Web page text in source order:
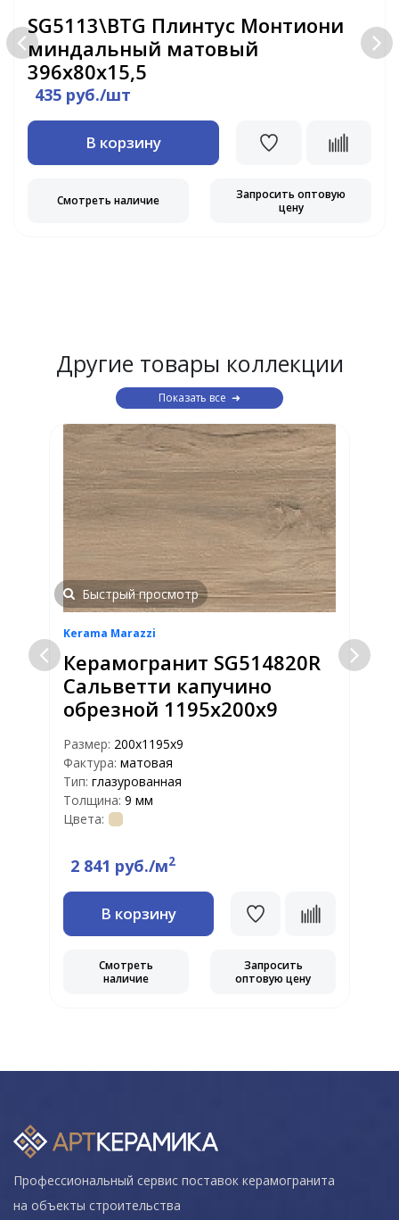
SG5113\BTG Плинтус Монтиони
миндальный матовый
396х80х15,5
435 руб./шт
В корзину
Смотреть наличие
Запросить оптовую
цену
Другие товары коллекции
Показать все
Быстрый просмотр
Kerama Marazzi
Керамогранит SG514820R
Сальветти капучино
обрезной 1195х200х9
Размер: 200х1195х9
Фактура: матовая
Тип: глазурованная
Толщина: 9 мм
Цвета:
2 841 руб./м2
В корзину
Смотреть
наличие
Запросить
оптовую цену
Профессиональный сервис поставок керамогранита
на объекты строительства